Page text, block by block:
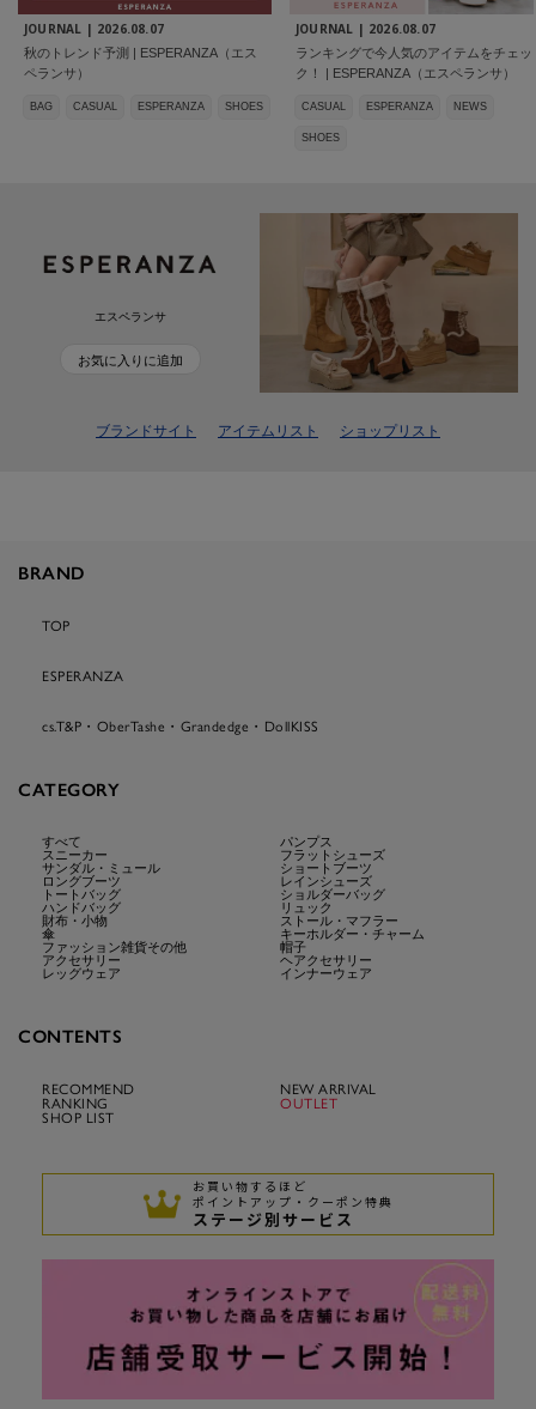
JOURNAL | 2026.08.07
秋のトレンド予測 | ESPERANZA（エス
ペランサ）
BAG CASUAL ESPERANZA SHOES
JOURNAL | 2026.08.07
ランキングで今人気のアイテムをチェッ
ク！ | ESPERANZA（エスペランサ）
CASUAL ESPERANZA NEWS
SHOES
エスペランサ
お気に入りに追加
ブランドサイト アイテムリスト ショップリスト
BRAND
TOP
ESPERANZA
cs.T&P・OberTashe・Grandedge・DollKISS
CATEGORY
すべて
パンプス
スニーカー
フラットシューズ
サンダル・ミュール
ショートブーツ
ロングブーツ
レインシューズ
トートバッグ
ショルダーバッグ
ハンドバッグ
リュック
財布・小物
ストール・マフラー
傘
キーホルダー・チャーム
ファッション雑貨その他
帽子
アクセサリー
ヘアクセサリー
レッグウェア
インナーウェア
CONTENTS
RECOMMEND
NEW ARRIVAL
RANKING
OUTLET
SHOP LIST
お買い物するほど
ポイントアップ・クーポン特典
ステージ別サービス